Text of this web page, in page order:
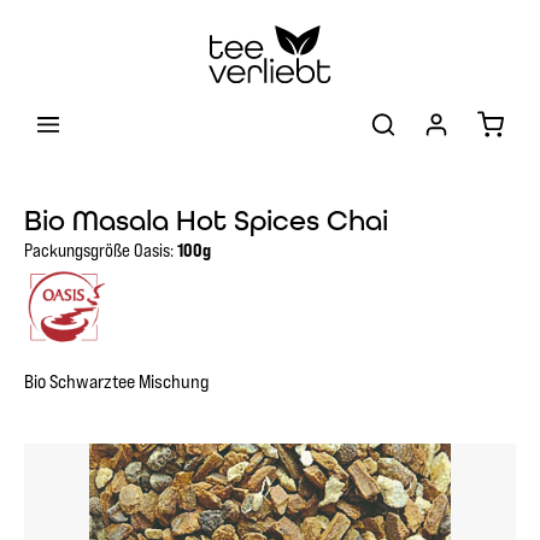
Bio Masala Hot Spices Chai
Packungsgröße Oasis:100g
Bio Schwarztee Mischung
Bildergalerie überspringen